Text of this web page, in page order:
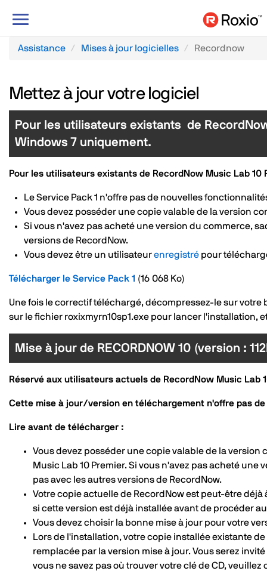
Basculer
mode
Assistance Mises à jour logicielles Recordnow
Mettez à jour votre logiciel
Pour les utilisateurs existants de
Windows 7 uniquement.
Pour les utilisateurs existants de RecordNow Music Lab
Le Service Pack 1 n'offre pas de nouvelles
Vous devez posséder une copie valable de la version
Si vous n'avez pas acheté une version du commerce,
versions de RecordNow.
Vous devez être un utilisateurenregistré pour
Télécharger le Service Pack 1 (16 068 Ko)
Une fois le correctif téléchargé, décompressez-le sur
sur le fichier roxixmyrn10sp1.exe pour lancer l'installation,
Mise à jour de RECORDNOW 10 (version :
Réservé aux utilisateurs actuels de RecordNow Music Lab
Cette mise à jour/version en téléchargement n'offre pas
Lire avant de télécharger :
Vous devez posséder une copie valable de la
Music Lab 10 Premier. Si vous n'avez pas acheté
pas avec les autres versions de RecordNow.
Votre copie actuelle de RecordNow est peut-être
si cette version est déjà installée avant de procéder
Vous devez choisir la bonne mise à jour pour votre
Lors de l'installation, votre copie installée existante
remplacée par la version mise à jour. Vous serez
vous ne savez pas où trouver votre clé de CD, veuillez